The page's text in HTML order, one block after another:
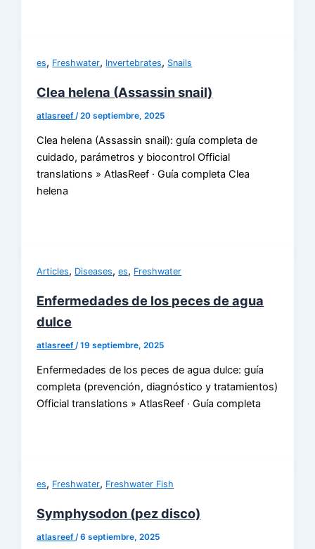
es, Freshwater, Invertebrates, Snails
Clea helena (Assassin snail)
atlasreef /20 septiembre, 2025
Clea helena (Assassin snail): guía completa de
cuidado, parámetros y biocontrol Official
translations » AtlasReef · Guía completa Clea
helena
Articles, Diseases,es, Freshwater
Enfermedades de los peces de agua
dulce
atlasreef/19 septiembre, 2025
Enfermedades de los peces de agua dulce: guía
completa (prevención, diagnóstico y tratamientos)
Official translations » AtlasReef · Guía completa
es, Freshwater, Freshwater Fish
Symphysodon (pez disco)
atlasreef/6 septiembre, 2025